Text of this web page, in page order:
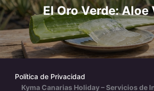
entradasEl Oro Verde: Aloe
Política de Privacidad
Kyma Canarias Holiday – Servicios de